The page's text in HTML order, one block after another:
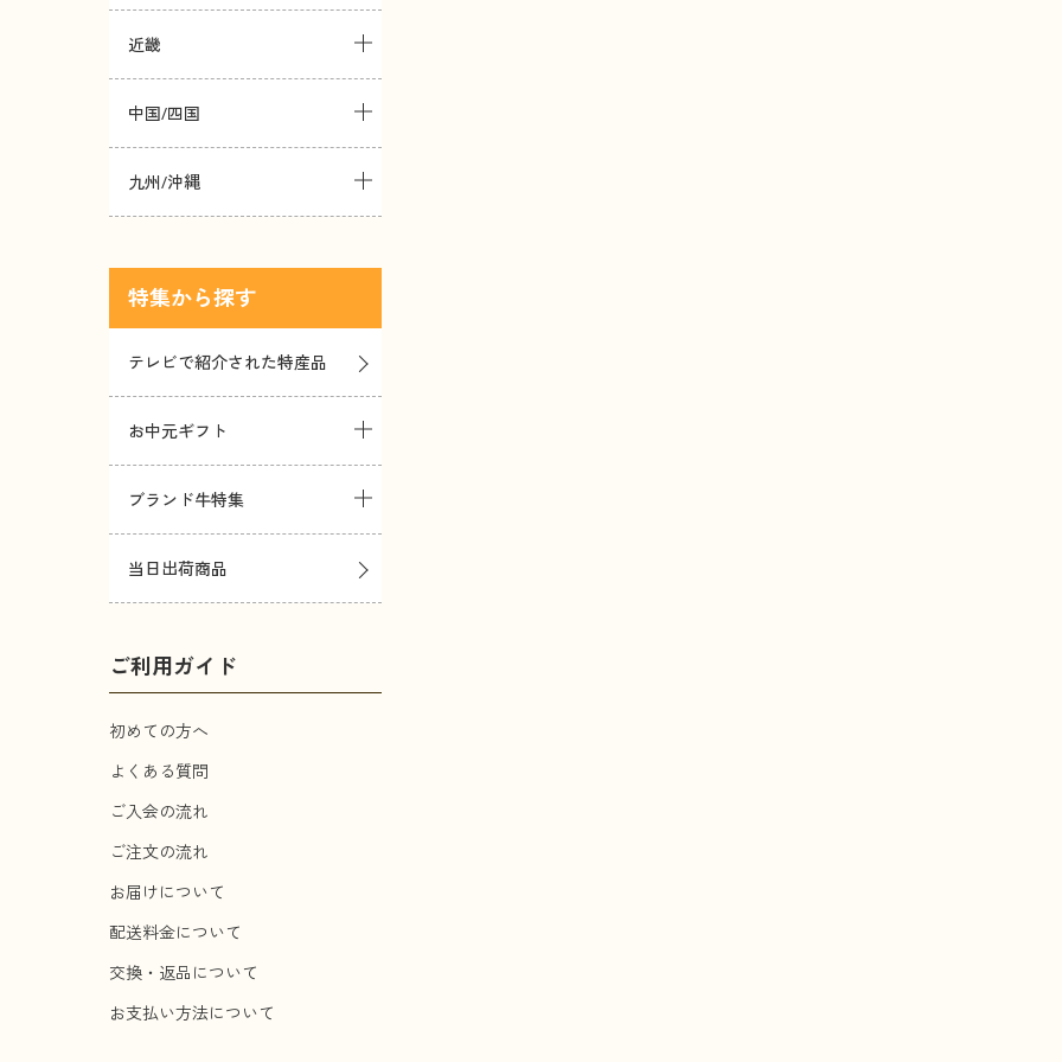
近畿
中国/四国
九州/沖縄
特集
テレビで紹介された特産品
お中元ギフト
ブランド牛特集
当日出荷商品
ご利用ガイド
初めての方へ
よくある質問
ご入会の流れ
ご注文の流れ
お届けについて
配送料金について
交換・返品について
お支払い方法について